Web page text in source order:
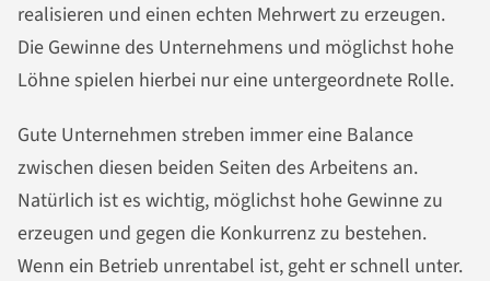
realisieren und einen echten Mehrwert zu erzeugen.
Die Gewinne des Unternehmens und möglichst hohe
Löhne spielen hierbei nur eine untergeordnete Rolle.
Gute Unternehmen streben immer eine Balance
zwischen diesen beiden Seiten des Arbeitens an.
Natürlich ist es wichtig, möglichst hohe Gewinne zu
erzeugen und gegen die Konkurrenz zu bestehen.
Wenn ein Betrieb unrentabel ist, geht er schnell unter.